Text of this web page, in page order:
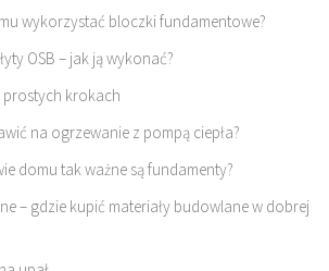
wykorzystać bloczki fundamentowe?
OSB – jak ją wykonać?
prostych krokach
na ogrzewanie z pompą ciepła?
domu tak ważne są fundamenty?
– gdzie kupić materiały budowlane w dobrej